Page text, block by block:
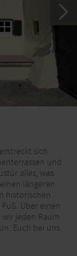
sich
und
alles, was
längeren
historischen
Über einen
jeden Raum
Euch bei uns